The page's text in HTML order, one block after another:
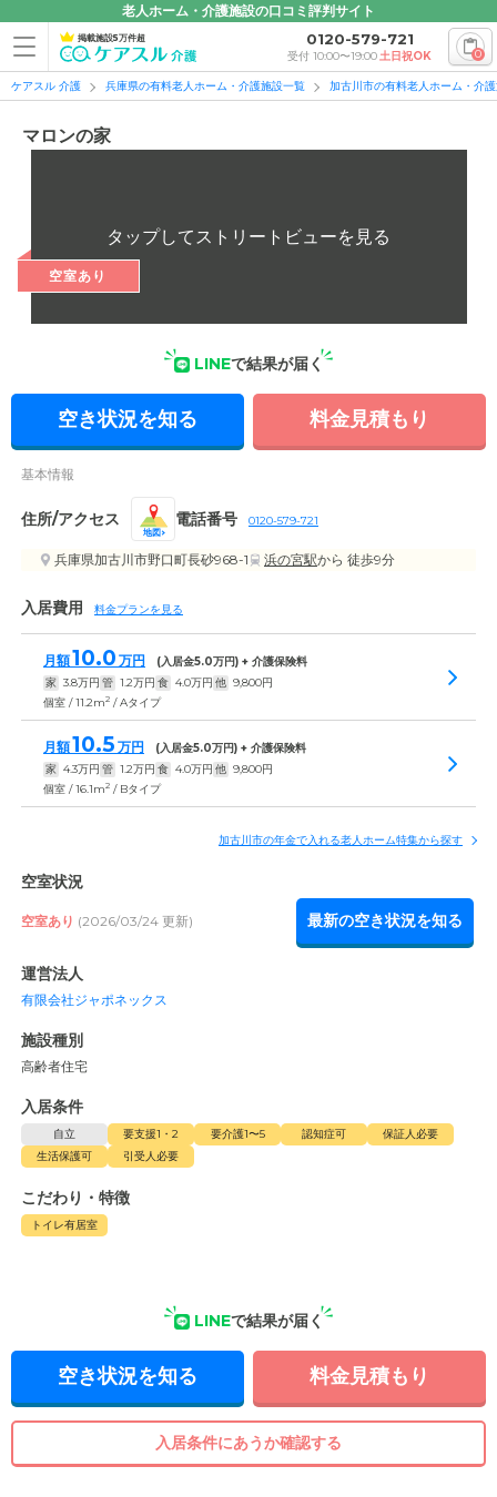
老人ホーム・介護施設の口コミ評判サイト
掲載施設5万件超 0120-579-721
受付 10:00〜19:00土日祝OK 0
ケアスル 介護 兵庫県の有料老人ホーム・介護施設一覧 加古川市の有料老人ホーム・介
マロンの家
空室あり
LINEで結果が届く
空き状況を知る 料金見積もり
基本情報
住所/アクセス
地図
電話番号 0120-579-721
兵庫県加古川市野口町長砂968-1 浜の宮駅から 徒歩9分
入居費用 料金プランを見る
月額10.0 万円 (入居金5.0万円) + 介護保険料
家 3.8万円 管 1.2万円 食 4.0万円 他 9,800円
個室 / 11.2m2 / Aタイプ
月額10.5 万円 (入居金5.0万円) + 介護保険料
家 4.3万円 管 1.2万円 食 4.0万円 他 9,800円
個室 / 16.1m2 / Bタイプ
加古川市の年金で入れる老人ホーム特集から探す
空室状況
空室あり (2026/03/24 更新) 最新の空き状況を知る
運営法人
有限会社ジャポネックス
施設種別
高齢者住宅
入居条件
自立 要支援1・2 要介護1〜5 認知症可
保証人必要
生活保護可
引受人必要
こだわり・特徴
トイレ有居室
LINEで結果が届く
空き状況を知る 料金見積もり
入居条件にあうか確認する